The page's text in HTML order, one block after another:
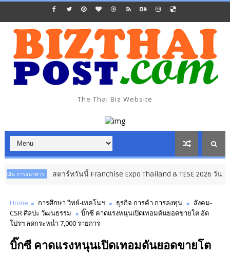
The Thai Biz Website
สตาร์ทวันนี้ Franchise Expo Thailand & TESE 2026 วัน ธุรกิจ การค้า
Home การศึกษา วิทย์-เทคโนฯ ธุรกิจ การค้า การลงทุน
สังคม-
CSR ศิลปะ วัฒนธรรม
บิ๊กซี คาดแรงหนุนเปิดเทอมดันยอดขายโต อัด
โปรฯ ลดกระหน่ำ 7,000 รายการ
บิ๊กซี คาดแรงหนุนเปิดเทอมดันยอดขายโต